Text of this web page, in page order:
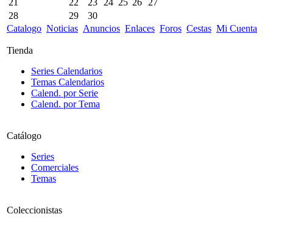
21
22 23 24 25 26
27
28
29
30
Catalogo Noticias Anuncios Enlaces Foros Cestas Mi Cuenta
Tienda
Series Calendarios
Temas Calendarios
Calend. por Serie
Calend. por Tema
Catálogo
Series
Comerciales
Temas
Coleccionistas